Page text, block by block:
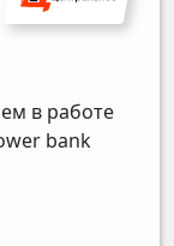
в работе
bank